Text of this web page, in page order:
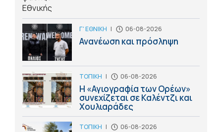
Γ' ΕΘΝΙΚΗ | 06-08-2026
Ανανέωση και πρόσληψη
ΤΟΠΙΚΗ | 06-08-2026
Η «Αγιογραφία των Ορέων»
συνεχίζεται σε Καλέντζι και
Χουλιαράδες
ΤΟΠΙΚΗ | 06-08-2026